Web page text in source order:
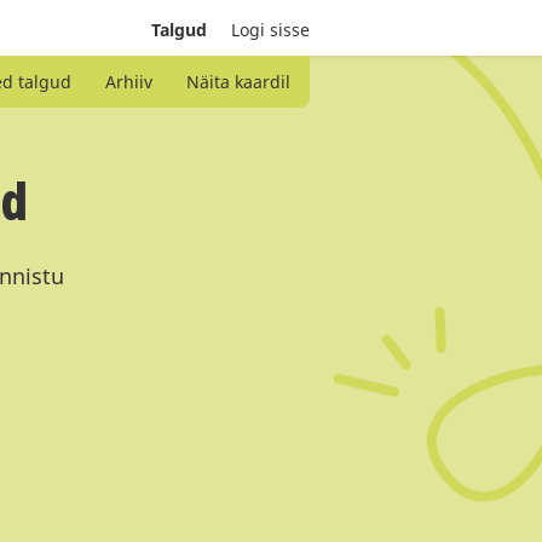
Talgud Logi sisse
talgud Arhiiv Näita kaardil